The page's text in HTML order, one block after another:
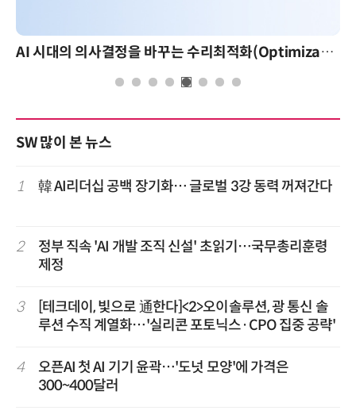
AI 시대의 의사결정을 바꾸는 수리최적화(Optimization): 실제 산업 적용 사례와 활용 전략
SW 많이 본 뉴스
1 韓 AI리더십 공백 장기화… 글로벌 3강 동력 꺼져간다
2
정부 직속 'AI 개발 조직 신설' 초읽기…국무총리훈령
제정
3
[테크데이, 빛으로 通한다]<2>오이솔루션, 광 통신 솔
루션 수직 계열화…'실리콘 포토닉스·CPO 집중 공략'
4
오픈AI 첫 AI 기기 윤곽…'도넛 모양'에 가격은
300~400달러